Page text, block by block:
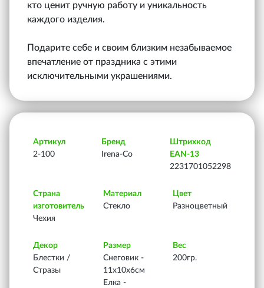
кто ценит ручную работу и уникальность
каждого изделия.
Подарите себе и своим близким незабываемое
впечатление от праздника с этими
исключительными украшениями.
Артикул
2-100
Бренд
Irena-Co
Штрихкод
EAN-13
2231701052298
Страна
изготовитель
Чехия
Материал
Стекло
Цвет
Разноцветный
Декор
Блестки /
Стразы
Размер
Снеговик -
11х10х6см
Елка -
Вес
200гр.